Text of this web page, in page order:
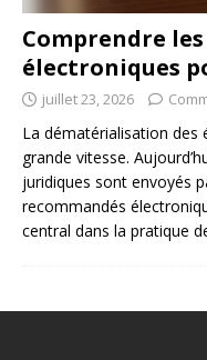
Comprendre
électroniques
juillet 23, 2026
La dématérialisation des
grande vitesse.
juridiques sont envoyés
recommandés
central dans la pratique